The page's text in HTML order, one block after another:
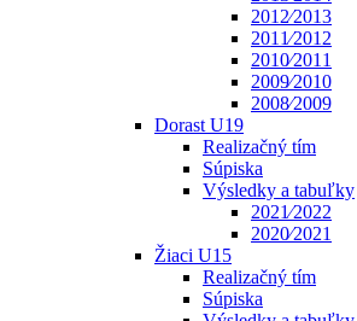
2012⁄2013
2011⁄2012
2010⁄2011
2009⁄2010
2008⁄2009
Dorast U19
Realizačný tím
Súpiska
Výsledky a tabuľky
2021⁄2022
2020⁄2021
Žiaci U15
Realizačný tím
Súpiska